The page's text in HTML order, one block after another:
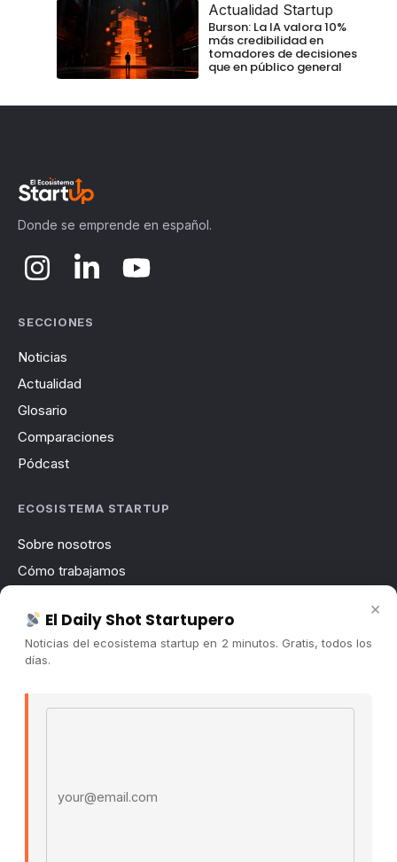
Actualidad Startup
Burson: La IA valora 10%
más credibilidad en
tomadores de decisiones
que en público general
Donde se emprende en español.
SECCIONES
Noticias
Actualidad
Glosario
Comparaciones
Pódcast
ECOSISTEMA STARTUP
Sobre nosotros
Cómo trabajamos
Contacto
Publicidad
×
El Daily Shot Startupero
Noticias del ecosistema startup en 2 minutos. Gratis, todos los
días.